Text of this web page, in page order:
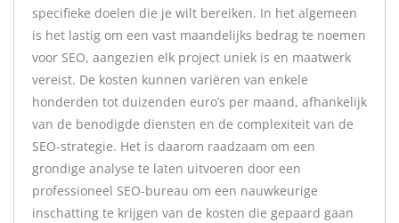
specifieke doelen die je wilt bereiken. In het algemeen
is het lastig om een vast maandelijks bedrag te noemen
voor SEO, aangezien elk project uniek is en maatwerk
vereist. De kosten kunnen variëren van enkele
honderden tot duizenden euro’s per maand, afhankelijk
van de benodigde diensten en de complexiteit van de
SEO-strategie. Het is daarom raadzaam om een
grondige analyse te laten uitvoeren door een
professioneel SEO-bureau om een nauwkeurige
inschatting te krijgen van de kosten die gepaard gaan